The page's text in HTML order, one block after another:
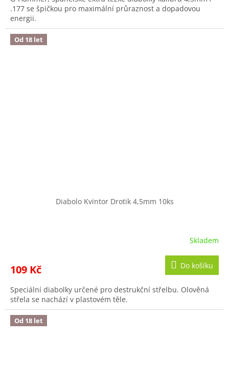
.177 se špičkou pro maximální průraznost a dopadovou
energii.
Od 18 let
Diabolo Kvintor Drotik 4,5mm 10ks
Skladem
109 Kč Do košíku
Speciální diabolky určené pro destrukční střelbu. Olověná
střela se nachází v plastovém těle.
Od 18 let